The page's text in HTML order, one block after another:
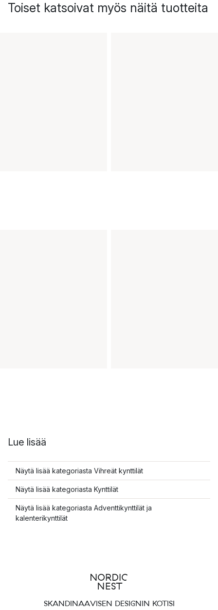
Toiset katsoivat myös näitä tuotteita
Lue lisää
Näytä lisää kategoriasta Vihreät kynttilät
Näytä lisää kategoriasta Kynttilät
Näytä lisää kategoriasta Adventtikynttilät ja
kalenterikynttilät
SKANDINAAVISEN DESIGNIN KOTISI